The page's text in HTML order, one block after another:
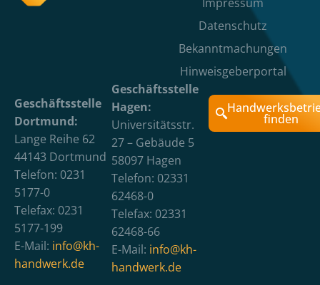
Datenschutz
Bekanntmachungen
Hinweisgeberportal
Geschäftsstelle
Dortmund:
Lange Reihe 62
44143 Dortmund
Telefon: 0231
5177-0
Telefax: 0231
5177-199
E-Mail: info@kh-
handwerk.de
Geschäftsstelle
Hagen:
Universitätsstr.
27 – Gebäude 5
58097 Hagen
Telefon: 02331
62468-0
Telefax: 02331
62468-66
E-Mail: info@kh-
handwerk.de
finden